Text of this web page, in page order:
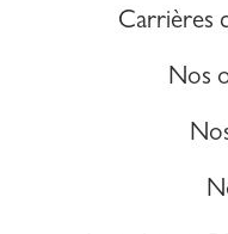
Carrières
Nos